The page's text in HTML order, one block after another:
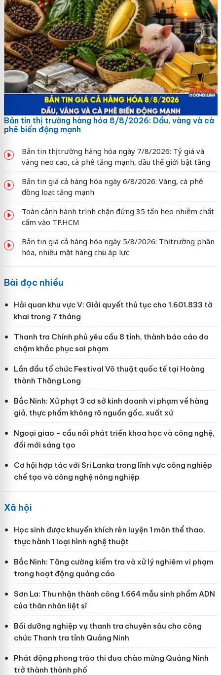
Bản tin thị trường hàng hóa 8/8/2026: Dầu, vàng và cà
phê biến động mạnh
Bản tin thị trường hàng hóa ngày 7/8/2026: Tỷ giá và
vàng neo cao, cà phê tăng mạnh, dầu thế giới bật tăng
Bản tin giá cả hàng hóa ngày 6/8/2026: Vàng, cà phê
đồng loạt tăng mạnh
Toàn cảnh hành trình chặn đứng 35 tấn heo nhiễm chất
cấm vào TP.HCM
Bản tin giá cả hàng hóa ngày 5/8/2026: Thị trường phân
hóa, nhiều mặt hàng chịu áp lực
Bài đọc nhiều
Hải quan khu vực V: Giải quyết thủ tục cho 1.601.833 tờ
khai trong 7 tháng
Thanh tra Chính phủ yêu cầu 8 tỉnh, thành báo cáo do
chậm khắc phục sai phạm
Lần đầu tổ chức Festival Võ thuật quốc tế tại Hoàng
thành Thăng Long
Bắc Ninh: Xử phạt 3 cơ sở kinh doanh vi phạm về hàng
giả, thực phẩm không rõ nguồn gốc, xuất xứ
Ngoại giao - cầu nối phát triển khoa học và công nghệ,
đổi mới sáng tạo
Cơ hội hợp tác với Sri Lanka trong lĩnh vực công nghiệp
chế tạo và công nghệ nông nghiệp
Xã hội
Học sinh được khuyến khích rèn luyện 1 môn thể thao,
thực hành 1 loại hình nghệ thuật
Bắc Ninh: Tăng cường kiểm tra và xử lý nghiêm vi phạm
trong hoạt động quảng cáo
Sơn La: Thu nhận thành công 1.664 mẫu sinh phẩm ADN
của thân nhân liệt sĩ
Bồi dưỡng nghiệp vụ thanh tra chuyên sâu cho công
chức Thanh tra tỉnh Quảng Ninh
Phát động phong trào thi đua chào mừng Quảng Ninh
trở thành thành phố